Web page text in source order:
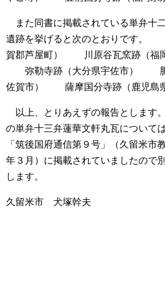
また同書に掲載されている単弁十
遺跡を挙げると次のとおりです。
賀郡芦屋町）
川原谷瓦窯跡（福岡
弥勒寺跡（大分県宇佐市）
肥
佐賀市）
薩摩国分寺跡（鹿児島県
以上、とりあえずの報告とします。
の単弁十三弁蓮華文軒丸瓦について
「筑後国府通信第９号」（久留米
年３月）に掲載されていましたので
します。
久留米市 犬塚幹夫